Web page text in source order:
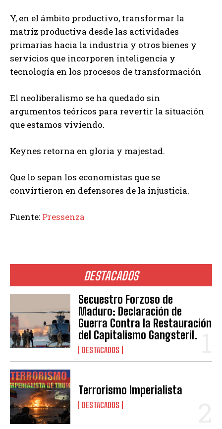
DESTACADOS
Secuestro Forzoso de
Maduro: Declaración de
Guerra Contra la Restauración
del Capitalismo Gangsteril.
DESTACADOS
Terrorismo Imperialista
DESTACADOS
Y, en el ámbito productivo, transformar la
matriz productiva desde las actividades
primarias hacia la industria y otros bienes y
servicios que incorporen inteligencia y
tecnología en los procesos de transformación
El neoliberalismo se ha quedado sin
argumentos teóricos para revertir la situación
que estamos viviendo.
Keynes retorna en gloria y majestad.
Que lo sepan los economistas que se
convirtieron en defensores de la injusticia.
Fuente: Pressenza